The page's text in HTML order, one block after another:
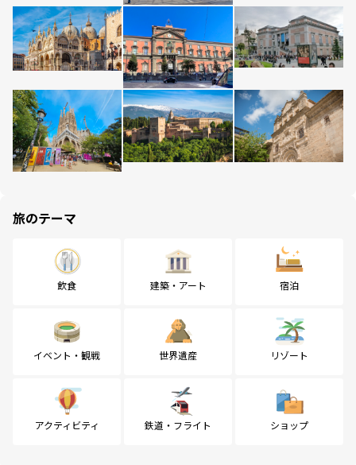
旅のテーマ
飲食 建築・アート 宿泊
イベント・観戦 世界遺産 リゾート
アクティビティ 鉄道・フライト ショップ